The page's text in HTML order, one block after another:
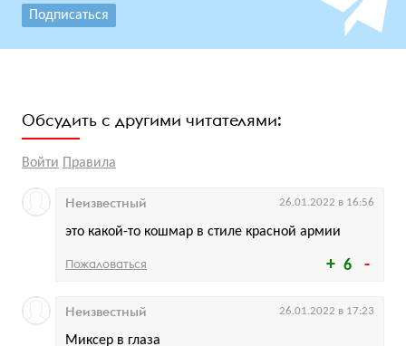
Подписаться
Обсудить с другими читателями:
Войти Правила
6
это какой-то кошмар в стиле красной армии
Неизвестный 26.01.2022 в 16:56
Пожаловаться
Миксер в глаза
Неизвестный 26.01.2022 в 17:23